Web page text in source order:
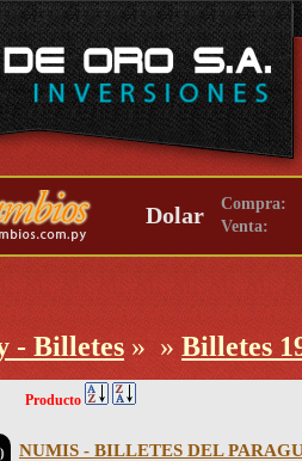
Dolar
Compra:
Venta:
- Billetes » » Billetes
Producto
NUMIS - BILLETES DEL